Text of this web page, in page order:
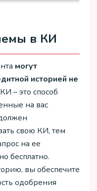
в КИ
могут
историей не
– это способ
на вас
свою КИ, тем
на ее
бесплатно.
вы обеспечите
одобрения